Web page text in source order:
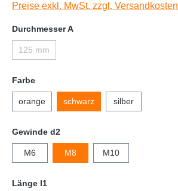
Preise exkl. MwSt. zzgl. Versandkosten
Durchmesser A
125 mm
Farbe
orange schwarz silber
Gewinde d2
M6 M8 M10
Länge l1